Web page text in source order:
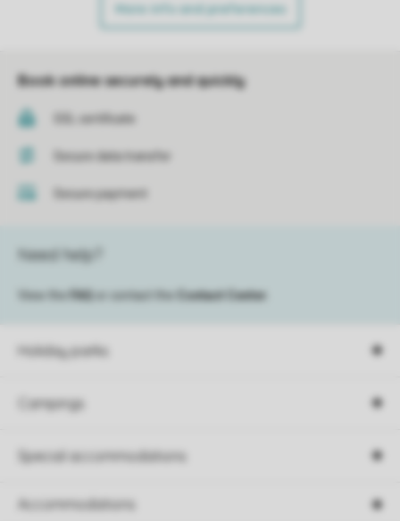
More info and preferences
Book online securely and quickly
SSL certificate
Secure data transfer
Secure payment
Holiday parks
Campings
Special accommodations
Accommodations
Need help?
View the FAQ or contact the Contact Center